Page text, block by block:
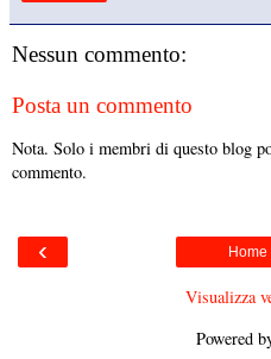
Nessun commento:
Posta un commento
Nota. Solo i membri di questo blog
commento.
‹
Visualizza
Powered